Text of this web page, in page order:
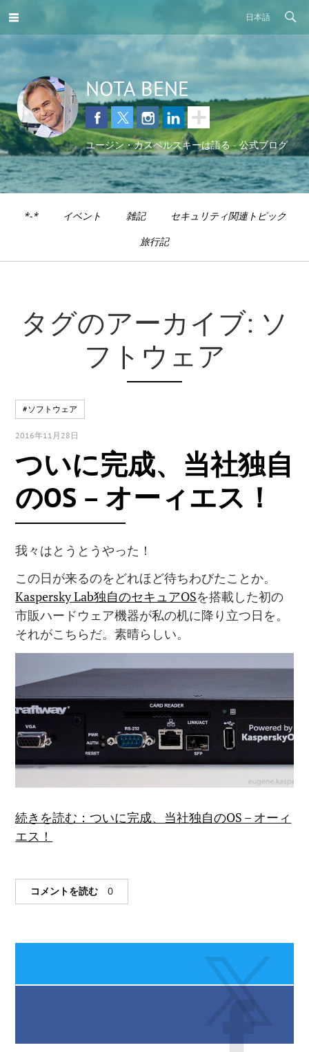
日本語
NOTA BENE
ユージン・カスペルスキーは語る - 公式ブログ
*-* イベント 雑記
セキュリティ関連トピック
旅行記
タグのアーカイブ: ソ
フトウェア
#ソフトウェア
2016年11月28日
ついに完成、当社独自
のOS – オーィエス！
我々はとうとうやった！
この日が来るのをどれほど待ちわびたことか。
Kaspersky Lab独自のセキュアOSを搭載した初の
市販ハードウェア機器が私の机に降り立つ日を。
それがこちらだ。素晴らしい。
続きを読む：ついに完成、当社独自のOS – オーィ
エス！
コメントを読む 0